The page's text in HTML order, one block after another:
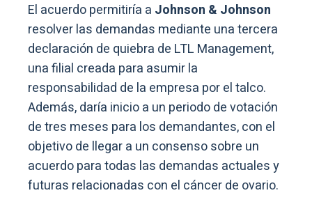
El acuerdo permitiría a Johnson & Johnson
resolver las demandas mediante una tercera
declaración de quiebra de LTL Management,
una filial creada para asumir la
responsabilidad de la empresa por el talco.
Además, daría inicio a un periodo de votación
de tres meses para los demandantes, con el
objetivo de llegar a un consenso sobre un
acuerdo para todas las demandas actuales y
futuras relacionadas con el cáncer de ovario.